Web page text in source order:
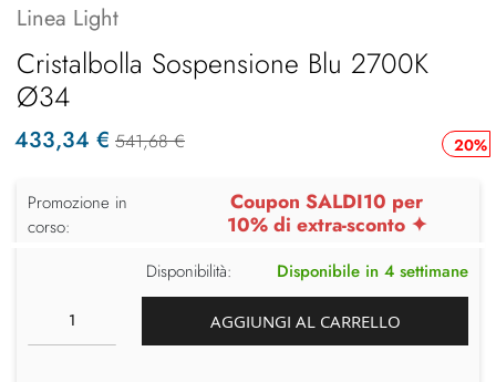
Linea Light
Cristalbolla Sospensione Blu 2700K
Ø34
20%
433,34 € 541,68 €
Promozione in
corso:
Coupon SALDI10 per
10% di extra-sconto ✦
Disponibilità: Disponibile in 4 settimane
AGGIUNGI AL CARRELLO